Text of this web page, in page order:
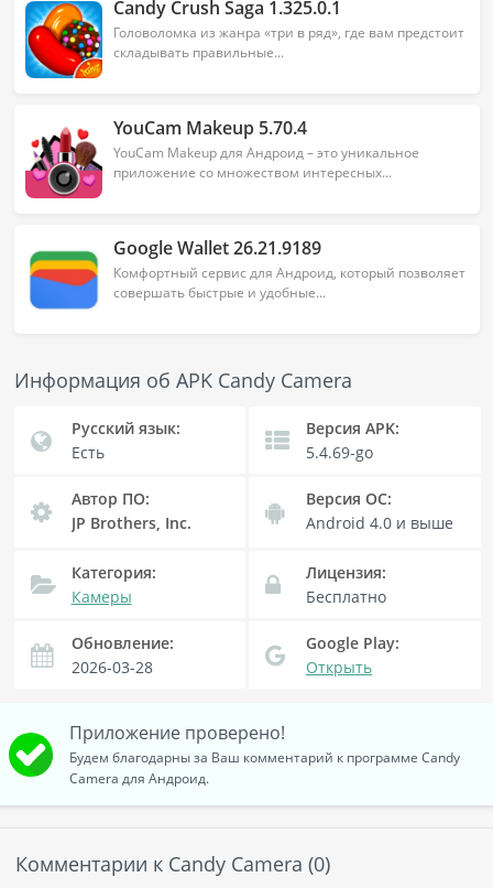
Candy Crush Saga 1.325.0.1
Головоломка из жанра «три в ряд», где вам предстоит
складывать правильные...
YouCam Makeup 5.70.4
YouCam Makeup для Андроид – это уникальное
приложение со множеством интересных...
Google Wallet 26.21.9189
Комфортный сервис для Андроид, который позволяет
совершать быстрые и удобные...
Информация об APK Candy Camera
Русский язык:
Есть
Версия APK:
5.4.69-go
Автор ПО:
JP Brothers, Inc.
Версия OC:
Android 4.0 и выше
Категория:
Камеры
Лицензия:
Бесплатно
Обновление:
2026-03-28
Google Play:
Открыть
Приложение проверено!
Будем благодарны за Ваш комментарий к программе Candy
Camera для Андроид.
Комментарии к Candy Camera (0)